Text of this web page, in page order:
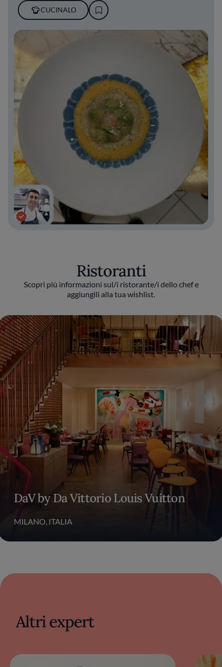
CUCINALO
Ristoranti
Scopri più informazioni sul/i ristorante/i dello chef e
aggiungili alla tua wishlist.
DaV by Da Vittorio Louis Vuitton
MILANO, ITALIA
Altri expert